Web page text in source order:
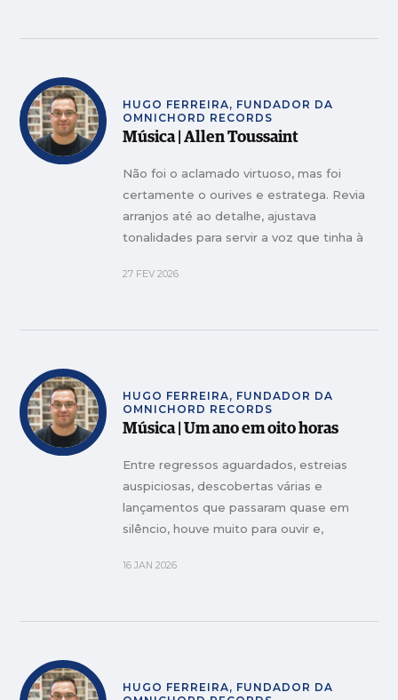
HUGO FERREIRA, FUNDADOR DA
OMNICHORD RECORDS
Música | Allen Toussaint
Não foi o aclamado virtuoso, mas foi
certamente o ourives e estratega. Revia
arranjos até ao detalhe, ajustava
tonalidades para servir a voz que tinha à
de um desenho maior. Essa disciplina
27 FEV 2026
HUGO FERREIRA, FUNDADOR DA
OMNICHORD RECORDS
Música | Um ano em oito horas
Entre regressos aguardados, estreias
auspiciosas, descobertas várias e
lançamentos que passaram quase em
silêncio, houve muito para ouvir e,
16 JAN 2026
HUGO FERREIRA, FUNDADOR DA